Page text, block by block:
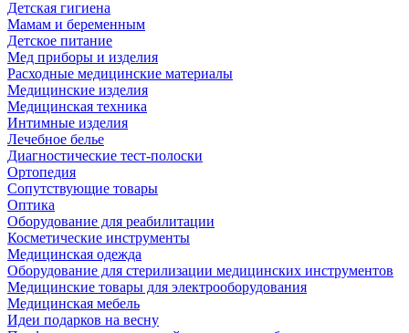
Детская гигиена
Мамам и беременным
Детское питание
Мед приборы и изделия
Расходные медицинские материалы
Медицинские изделия
Медицинская техника
Интимные изделия
Лечебное белье
Диагностические тест-полоски
Ортопедия
Сопутствующие товары
Оптика
Оборудование для реабилитации
Косметические инструменты
Медицинская одежда
Оборудование для стерилизации медицинских инструментов
Медицинские товары для электрооборудования
Медицинская мебель
Идеи подарков на весну